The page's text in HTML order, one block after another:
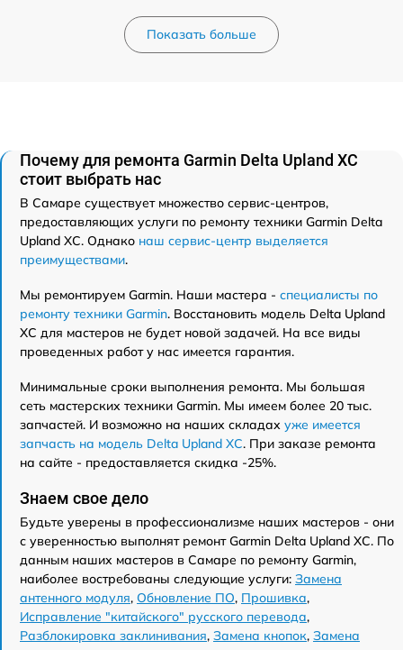
Показать больше
Почему для ремонта Garmin Delta Upland XC
стоит выбрать нас
В Самаре существует множество сервис-центров,
предоставляющих услуги по ремонту техники Garmin Delta
Upland XC. Однако наш сервис-центр выделяется
преимуществами.
Мы ремонтируем Garmin. Наши мастера - специалисты по
ремонту техники Garmin. Восстановить модель Delta Upland
XC для мастеров не будет новой задачей. На все виды
проведенных работ у нас имеется гарантия.
Минимальные сроки выполнения ремонта. Мы большая
сеть мастерских техники Garmin. Мы имеем более 20 тыс.
запчастей. И возможно на наших складах уже имеется
запчасть на модель Delta Upland XC. При заказе ремонта
на сайте - предоставляется скидка -25%.
Знаем свое дело
Будьте уверены в профессионализме наших мастеров - они
с уверенностью выполнят ремонт Garmin Delta Upland XC. По
данным наших мастеров в Самаре по ремонту Garmin,
наиболее востребованы следующие услуги: Замена
антенного модуля, Обновление ПО, Прошивка,
Исправление "китайского" русского перевода,
Разблокировка заклинивания, Замена кнопок, Замена